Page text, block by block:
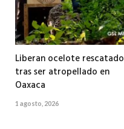
Liberan ocelote rescatado
tras ser atropellado en
Oaxaca
1 agosto, 2026